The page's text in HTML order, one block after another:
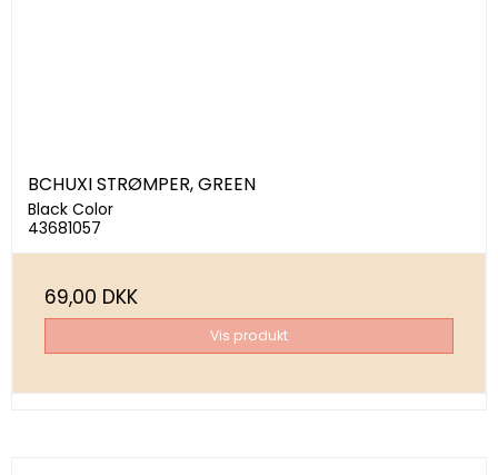
BCHUXI STRØMPER, GREEN
Black Color
43681057
69,00 DKK
Vis produkt